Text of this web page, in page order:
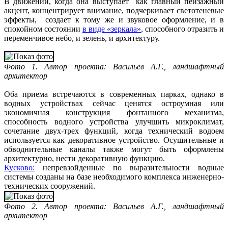
акцент, концентрирует внимание, подчеркивает светотеневые
эффекты, создает к тому же и звуковое оформление, и в
спокойном состоянии в виде «зеркала», способного отразить и
переменчивое небо, и зелень, и архитектуру.
Фото 1. Автор проекта: Васильев А.Г., ландшафтный
архитектор
Оба приема встречаются в современных парках, однако в
водных устройствах сейчас ценятся остроумная или
экономичная конструкция фонтанного механизма,
способность водного устройства улучшить микроклимат,
сочетание двух-трех функций, когда технический водоем
используется как декоративное устройство. Осушительные и
обводнительные каналы также могут быть оформлены
архитектурно, нести декоративную функцию.
Кусково: непревзойденные по выразительности водные
системы созданы на базе необходимого комплекса инженерно-
технических сооружений.
Фото 2. Автор проекта: Васильев А.Г., ландшафтный
архитектор